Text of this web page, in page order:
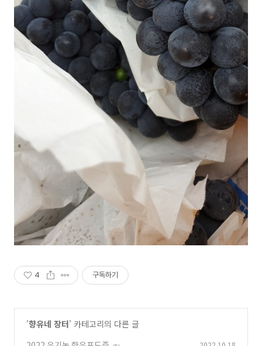
4 구독하기
'향유네 장터' 카테고리의 다른 글